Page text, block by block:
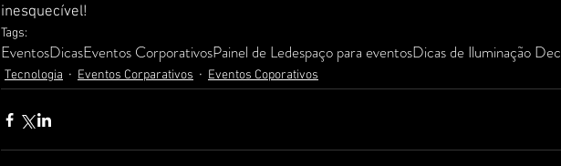
inesquecível!
Tags:
EventosDicasEventos CorporativosPainel de Ledespaço para eventosDicas de Iluminação
Tecnologia Eventos Corparativos Eventos Coporativos